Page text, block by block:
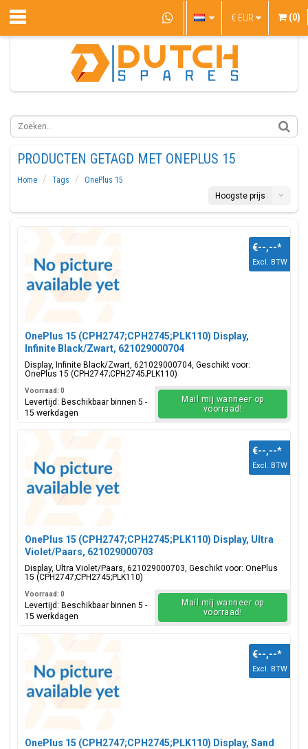
€ EUR (0)
PRODUCTEN GETAGD MET ONEPLUS 15
Home Tags
OnePlus 15
Hoogste prijs
OnePlus 15 (CPH2747;CPH2745;PLK110) Display,
Infinite Black/Zwart, 621029000704
Display, Infinite Black/Zwart, 621029000704, Geschikt voor:
OnePlus 15 (CPH2747;CPH2745;PLK110)
€--,--*
Excl. BTW
Voorraad: 0
Levertijd: Beschikbaar binnen 5 -
15 werkdagen
Mail mij wanneer op
voorraad!
OnePlus 15 (CPH2747;CPH2745;PLK110) Display, Ultra
Violet/Paars, 621029000703
Display, Ultra Violet/Paars, 621029000703, Geschikt voor: OnePlus
15 (CPH2747;CPH2745;PLK110)
€--,--*
Excl. BTW
Voorraad: 0
Levertijd: Beschikbaar binnen 5 -
15 werkdagen
Mail mij wanneer op
voorraad!
OnePlus 15 (CPH2747;CPH2745;PLK110) Display, Sand
€--,--*
Excl. BTW